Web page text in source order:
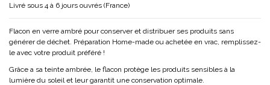
Livré sous 4 à 6 jours ouvrés (France)
Flacon en verre ambré pour conserver et distribuer ses produits sans
générer de déchet. Préparation Home-made ou achetée en vrac, remplissez-
le avec votre produit préféré !
Grâce a sa teinte ambrée, le flacon protège les produits sensibles à la
lumière du soleil et leur garantit une conservation optimale.